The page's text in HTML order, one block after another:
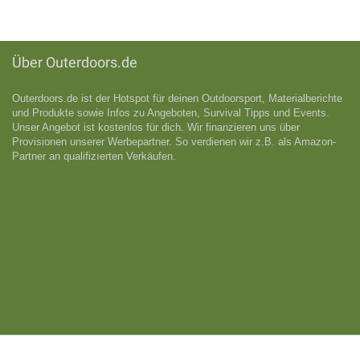
Über Outerdoors.de
Outerdoors.de ist der Hotspot für deinen Outdoorsport, Materialberichte
und Produkte sowie Infos zu Angeboten, Survival Tipps und Events.
Unser Angebot ist kostenlos für dich. Wir finanzieren uns über
Provisionen unserer Werbepartner. So verdienen wir z.B. als Amazon-
Partner an qualifizıerten Verkäufen.